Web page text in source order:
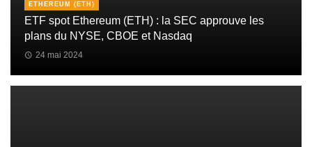
ETHEREUM (ETH)
ETF spot Ethereum (ETH) : la SEC approuve les
plans du NYSE, CBOE et Nasdaq
24 mai 2024